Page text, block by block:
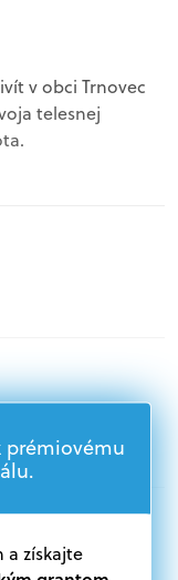
v obci Trnovec
telesnej
prémiovému
a získajte